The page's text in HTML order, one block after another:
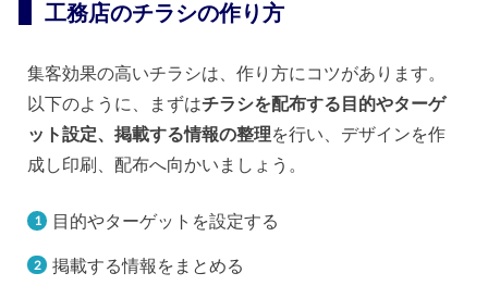
工務店のチラシの作り方
集客効果の高いチラシは、作り方にコツがあります。
以下のように、まずはチラシを配布する目的やターゲ
ット設定、掲載する情報の整理を行い、デザインを作
成し印刷、配布へ向かいましょう。
目的やターゲットを設定する
掲載する情報をまとめる